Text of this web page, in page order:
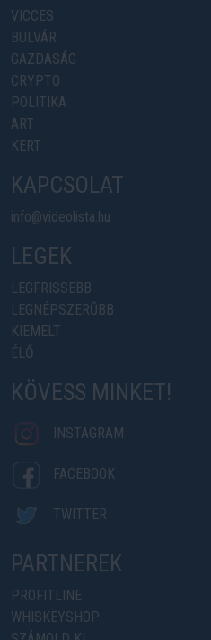
VICCES
BULVÁR
GAZDASÁG
CRYPTO
POLITIKA
ART
KERT
KAPCSOLAT
info@videolista.hu
LEGEK
LEGFRISSEBB
LEGNÉPSZERŰBB
KIEMELT
ÉLŐ
KÖVESS MINKET!
INSTAGRAM
FACEBOOK
TWITTER
PARTNEREK
PROFITLINE
WHISKEYSHOP